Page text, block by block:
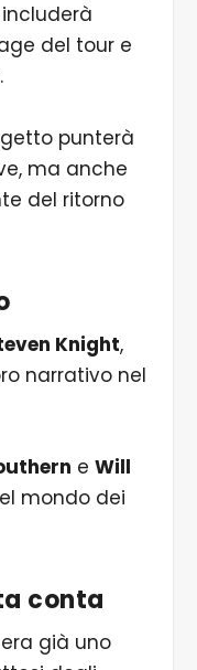
includerà
del tour e
punterà
ma anche
del ritorno
Knight,
narrativo nel
e Will
mondo dei
conta
era già uno